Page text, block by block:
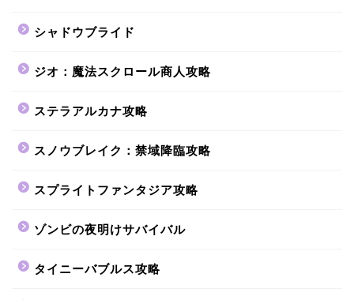
シャドウブライド
ジオ：魔法スクロール商人攻略
ステラアルカナ攻略
スノウブレイク：禁域降臨攻略
スプライトファンタジア攻略
ゾンビの夜明けサバイバル
タイニーバブルス攻略